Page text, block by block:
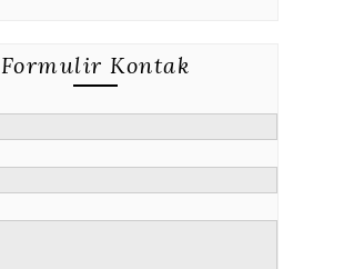
Formulir Kontak